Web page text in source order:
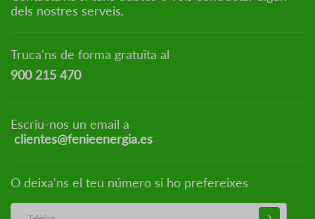
dels nostres serveis.
Truca'ns de forma gratuïta al
900 215 470
Escriu-nos un email a
clientes@fenieenergia.es
O deixa'ns el teu número si ho prefereixes